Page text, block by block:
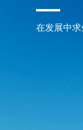
在发展中